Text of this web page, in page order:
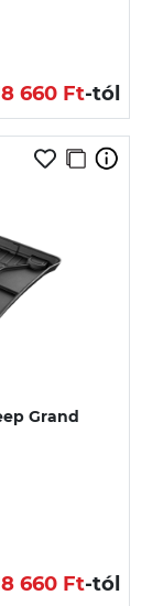
660 Ft-tól
Grand
660 Ft-tól